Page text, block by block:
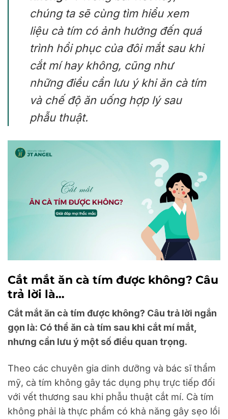
chúng ta sẽ cùng tìm hiểu xem
liệu cà tím có ảnh hưởng đến quá
trình hồi phục của đôi mắt sau khi
cắt mí hay không, cũng như
những điều cần lưu ý khi ăn cà tím
và chế độ ăn uống hợp lý sau
phẫu thuật.
Cắt mắt ăn cà tím được không? Câu
trả lời là…
Cắt mắt ăn cà tím được không? Câu trả lời ngắn
gọn là: Có thể ăn cà tím sau khi cắt mí mắt,
nhưng cần lưu ý một số điều quan trọng.
Theo các chuyên gia dinh dưỡng và bác sĩ thẩm
mỹ, cà tím không gây tác dụng phụ trực tiếp đối
với vết thương sau khi phẫu thuật cắt mí. Cà tím
không phải là thực phẩm có khả năng gây sẹo lồi